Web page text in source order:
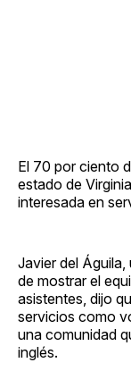
El 70 por ciento
estado de
interesada en
Javier del
de mostrar el
asistentes, dijo
servicios como
una comunidad
inglés.